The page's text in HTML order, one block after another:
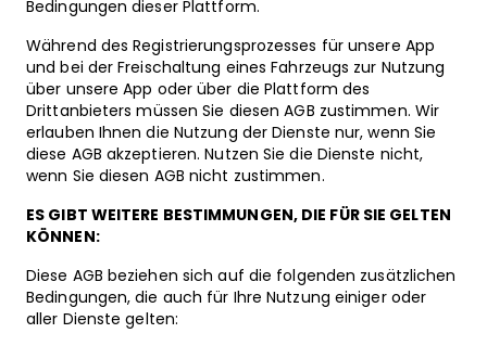
Bedingungen dieser Plattform.
Während des Registrierungsprozesses für unsere App
und bei der Freischaltung eines Fahrzeugs zur Nutzung
über unsere App oder über die Plattform des
Drittanbieters müssen Sie diesen AGB zustimmen. Wir
erlauben Ihnen die Nutzung der Dienste nur, wenn Sie
diese AGB akzeptieren. Nutzen Sie die Dienste nicht,
wenn Sie diesen AGB nicht zustimmen.
ES GIBT WEITERE BESTIMMUNGEN, DIE FÜR SIE GELTEN
KÖNNEN:
Diese AGB beziehen sich auf die folgenden zusätzlichen
Bedingungen, die auch für Ihre Nutzung einiger oder
aller Dienste gelten: